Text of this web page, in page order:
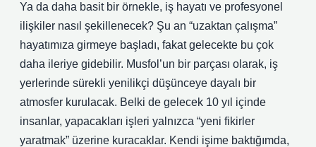
Ya da daha basit bir örnekle, iş hayatı ve profesyonel
ilişkiler nasıl şekillenecek? Şu an “uzaktan çalışma”
hayatımıza girmeye başladı, fakat gelecekte bu çok
daha ileriye gidebilir. Musfol’un bir parçası olarak, iş
yerlerinde sürekli yenilikçi düşünceye dayalı bir
atmosfer kurulacak. Belki de gelecek 10 yıl içinde
insanlar, yapacakları işleri yalnızca “yeni fikirler
yaratmak” üzerine kuracaklar. Kendi işime baktığımda,